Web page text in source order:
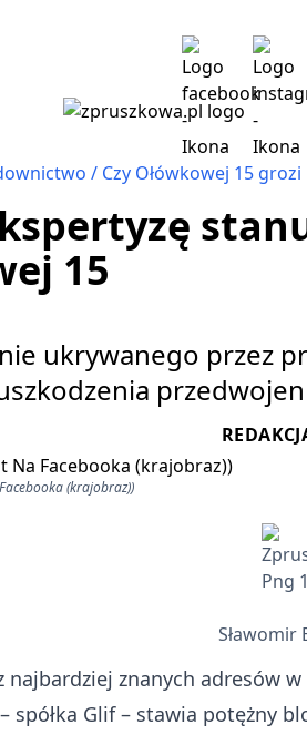
Czy Ołówkowej 15
15
ukrywanego przez
(krajobraz))
Sławomir
najbardziej znanych adresów
spółka Glif – stawia potężny